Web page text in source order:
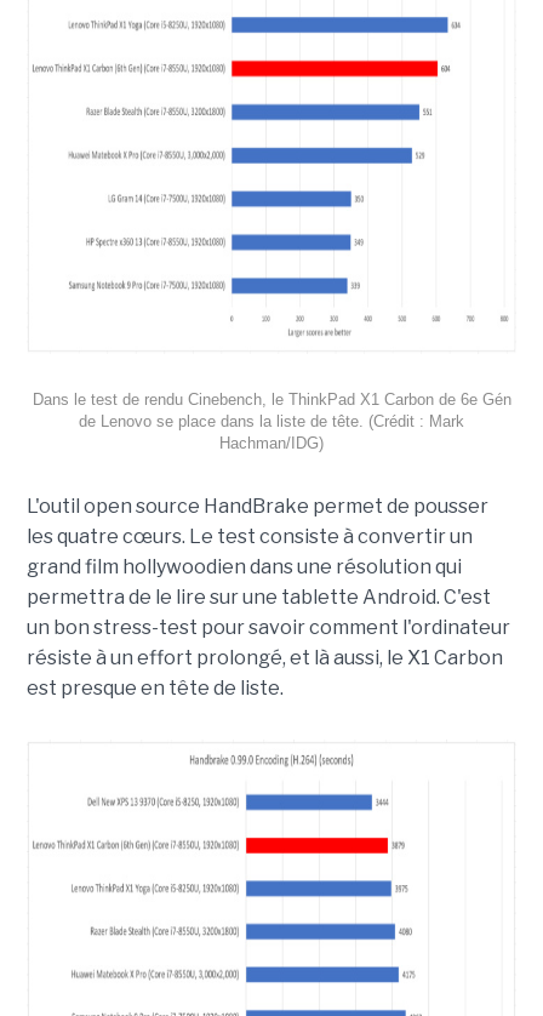
Dans le test de rendu Cinebench, le ThinkPad X1 Carbon de 6e Gén
de Lenovo se place dans la liste de tête. (Crédit : Mark
Hachman/IDG)
L'outil open source HandBrake permet de pousser
les quatre cœurs. Le test consiste à convertir un
grand film hollywoodien dans une résolution qui
permettra de le lire sur une tablette Android. C'est
un bon stress-test pour savoir comment l'ordinateur
résiste à un effort prolongé, et là aussi, le X1 Carbon
est presque en tête de liste.